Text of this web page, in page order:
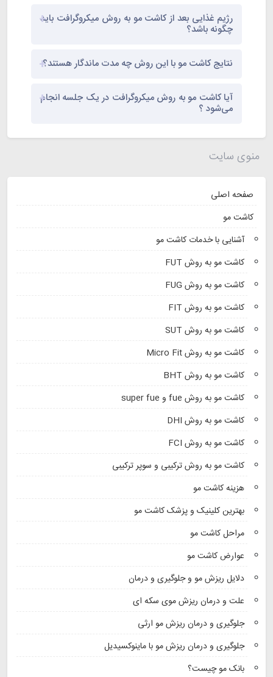
منوی سایت
صفحه اصلی
کاشت مو
آشنایی با خدمات کاشت مو
کاشت مو به روش FUT
کاشت مو به روش FUG
کاشت مو به روش FIT
کاشت مو به روش SUT
کاشت مو به روش Micro Fit
کاشت مو به روش BHT
کاشت مو به روش fue و super fue
کاشت مو به روش DHI
کاشت مو به روش FCI
کاشت مو به روش ترکیبی و سوپر ترکیبی
هزینه کاشت مو
بهترین کلینیک و پزشک کاشت مو
مراحل کاشت مو
عوارض کاشت مو
دلایل ریزش مو و جلوگیری و درمان
علت و درمان ریزش موی سکه ای
جلوگیری و درمان ریزش مو ارثی
جلوگیری و درمان ریزش مو با ماینوکسیدیل
بانک مو چیست؟
رژیم غذایی بعد از کاشت مو به روش میکروگرافت باید
چگونه باشد؟
نتایج کاشت مو با این روش چه مدت ماندگار هستند؟
آیا کاشت مو به روش میکروگرافت در یک جلسه انجام
می‌شود ؟